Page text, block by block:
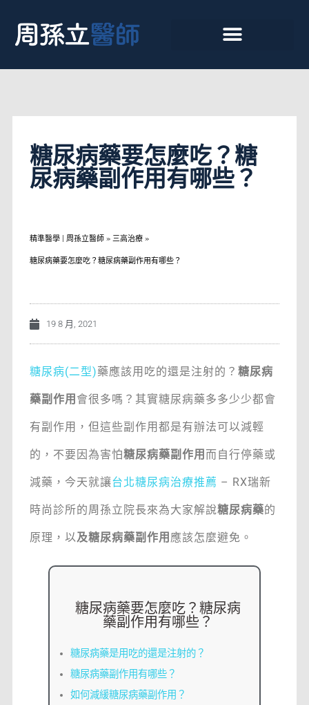
糖尿病藥要怎麼吃？糖
尿病藥副作用有哪些？
精準醫學 | 周孫立醫師 » 三高治療 »
糖尿病藥要怎麼吃？糖尿病藥副作用有哪些？
19 8 月, 2021
糖尿病(二型)藥應該用吃的還是注射的？ 糖尿病
藥副作用 會很多嗎？其實糖尿病藥多多少少都會
有副作用，但這些副作用都是有辦法可以減輕
的，不要因為害怕糖尿病藥副作用 而自行停藥或
減藥，今天就讓台北糖尿病治療推薦 – RX瑞新
時尚診所的周孫立院長來為大家解說糖尿病藥的
原理，以及糖尿病藥副作用 應該怎麼避免。
糖尿病藥要怎麼吃？糖尿病
藥副作用有哪些？
糖尿病藥是用吃的還是注射的？
糖尿病藥副作用有哪些？
如何減緩糖尿病藥副作用？